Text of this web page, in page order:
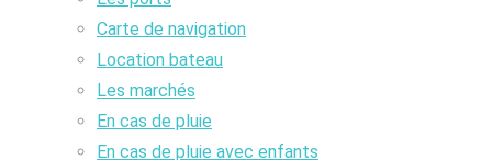
Carte de navigation
Location bateau
Les marchés
En cas de pluie
En cas de pluie avec enfants